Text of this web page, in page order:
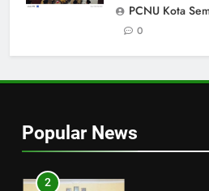
PCNU Kota
0
Popular News
“Kekuatan
Nasional
BERITA
dan
ASWAJA
2